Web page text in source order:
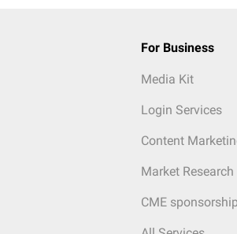
For Business
Media Kit
Login Services
Content
Market Research
CME sponsorship